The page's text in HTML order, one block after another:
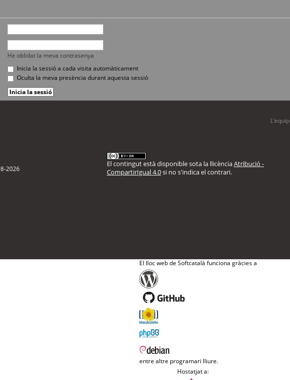
He oblidat la meva contrasenya
Inicia la sessió a cada visita automàticament
Oculta la meva presència durant aquesta sessió
L’equip
2026
El contingut està disponible sota la llicènciaAtribució -
CompartirIgual 4.0si no s'indica el contrari.
El lloc web de Softcatalà funciona gràcies a
entre altre programari lliure.
Hostatjat a: